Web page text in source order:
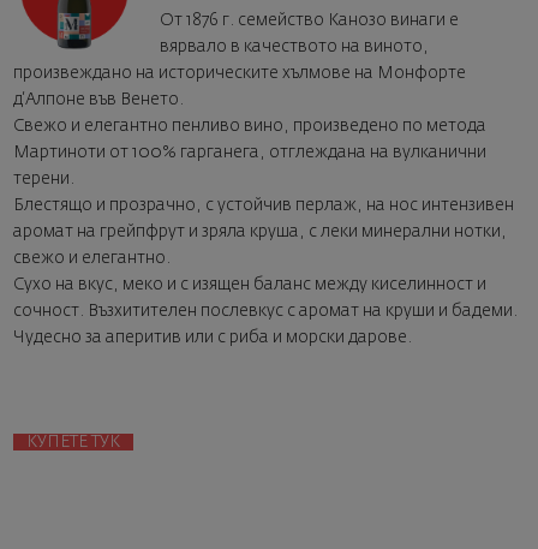
От 1876 г. семейство Канозо винаги е
вярвало в качеството на виното,
произвеждано на историческите хълмове на Монфорте
д‘Алпоне във Венето.
Свежо и елегантно пенливо вино, произведено по метода
Мартиноти от 100% гарганега, отглеждана на вулканични
терени.
Блестящо и прозрачно, с устойчив перлаж, на нос интензивен
аромат на грейпфрут и зряла круша, с леки минерални нотки,
свежо и елегантно.
Сухо на вкус, меко и с изящен баланс между киселинност и
сочност. Възхитителен послевкус с аромат на круши и бадеми.
Чудесно за аперитив или с риба и морски дарове.
КУПЕТЕ ТУК